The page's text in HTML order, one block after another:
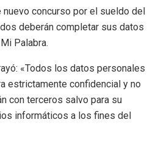
concurso por el sueldo del
deberán completar sus datos
Palabra.
«Todos los datos personales
estrictamente confidencial y no
con terceros salvo para su
informáticos a los fines del